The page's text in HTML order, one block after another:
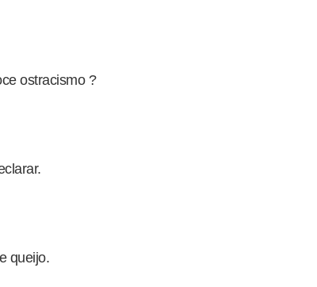
ostracismo ?
queijo.